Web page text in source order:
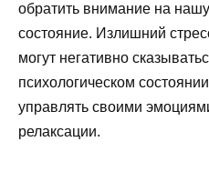
обратить внимание на
состояние. Излишний
могут негативно
психологическом
управлять своими
релаксации.